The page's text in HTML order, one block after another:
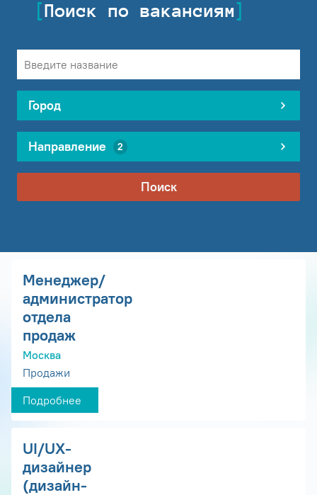
Поиск по вакансиям
Город
Направление 2
Поиск
Менеджер/
администратор
отдела
продаж
Москва
Продажи
Подробнее
UI/UX-
дизайнер
(дизайн-